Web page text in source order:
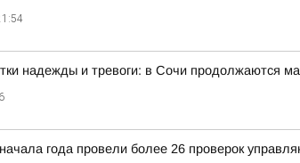
надежды и тревоги: в Сочи продолжаются
года провели более 26 проверок